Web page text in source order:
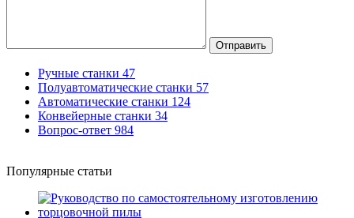
Отправить
Ручные станки 47
Полуавтоматические станки 57
Автоматические станки 124
Конвейерные станки 34
Вопрос-ответ 984
Популярные статьи